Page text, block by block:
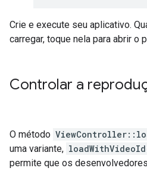
Crie e execute seu aplicativo.
carregar, toque nela para abrir o
Controlar a
O método
uma variante,
permite que os